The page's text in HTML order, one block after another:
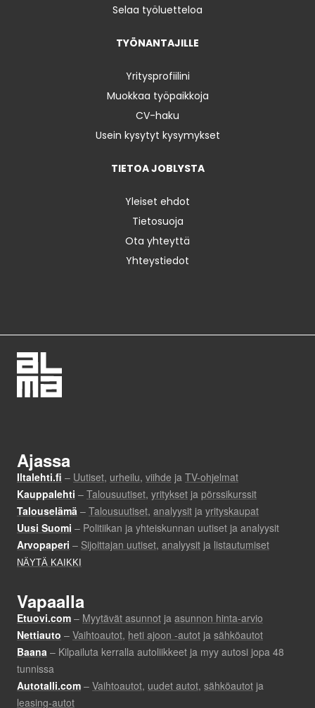
Selaa työluetteloa
TYÖNANTAJILLE
Yritysprofiilini
Muokkaa työpaikkoja
CV-haku
Usein kysytyt kysymykset
TIETOA JOBLYSTA
Yleiset ehdot
Tietosuoja
Ota yhteyttä
Yhteystiedot